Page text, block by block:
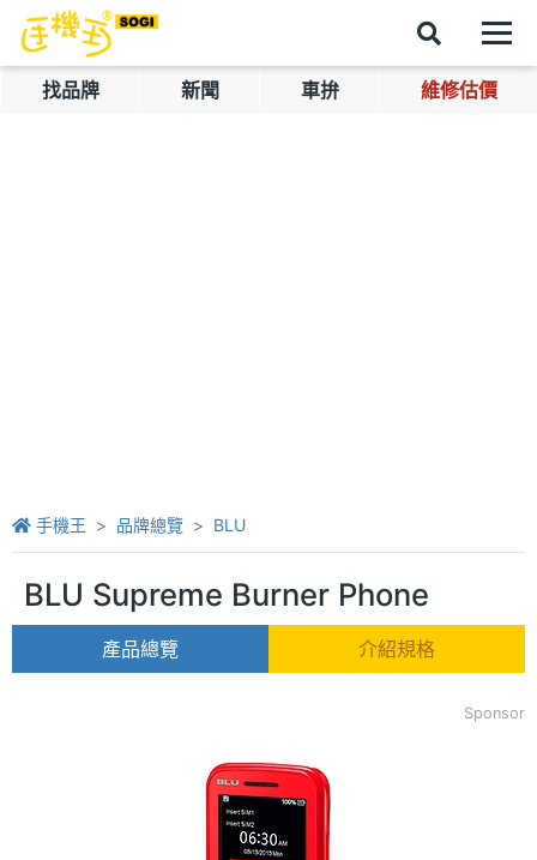
找品牌 新聞 車拚 維修估價
手機王 品牌總覽 BLU
BLU Supreme Burner Phone
產品總覽 介紹規格
Sponsor